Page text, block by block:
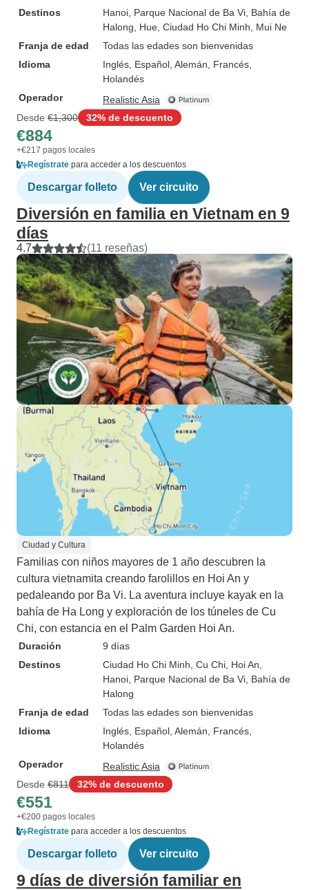
Destinos
Hanoi , Parque Nacional de Ba Vi , Bahía de
Halong , Hue , Ciudad Ho Chi Minh , Mui Ne
Franja de edad
Todas las edades son bienvenidas
Idioma
Inglés, Español, Alemán, Francés,
Holandés
Operador
Realistic Asia
Desde €1,300 32% de descuento
€884
+€217 pagos locales
Regístrate para acceder a los descuentos
Descargar folleto Ver circuito
Diversión en familia en Vietnam en 9
días
4.7 (11 reseñas)
Ciudad y Cultura
Familias con niños mayores de 1 año descubren la
cultura vietnamita creando farolillos en Hoi An y
pedaleando por Ba Vi. La aventura incluye kayak en la
bahía de Ha Long y exploración de los túneles de Cu
Chi, con estancia en el Palm Garden Hoi An.
Duración
9 días
Destinos
Ciudad Ho Chi Minh , Cu Chi , Hoi An
Hanoi , Parque Nacional de Ba Vi , Bahía de
Halong
Franja de edad
Todas las edades son bienvenidas
Idioma
Inglés, Español, Alemán, Francés,
Holandés
Operador
Realistic Asia
Desde €811 32% de descuento
€551
+€200 pagos locales
Regístrate para acceder a los descuentos
Descargar folleto Ver circuito
9 días de diversión familiar en